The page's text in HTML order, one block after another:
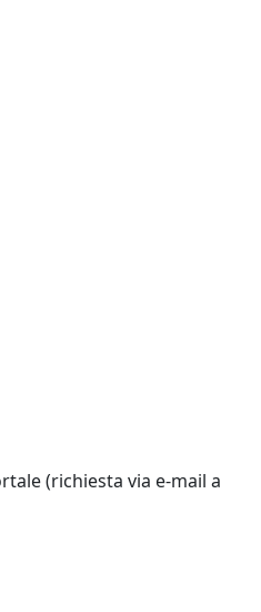
(richiesta via e-mail a